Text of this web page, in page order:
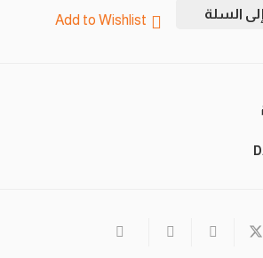
السلة Add to Wishlist